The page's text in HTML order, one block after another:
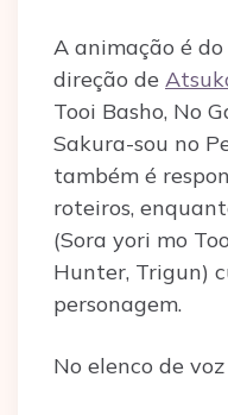
A animação é
direção de
Tooi Basho, No
Sakura-sou no
também é
roteiros,
(Sora yori mo
Hunter, Trigun)
personagem.
No elenco de voz